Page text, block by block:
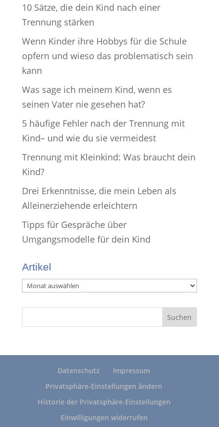
10 Sätze, die dein Kind nach einer
Trennung stärken
Wenn Kinder ihre Hobbys für die Schule
opfern und wieso das problematisch sein
kann
Was sage ich meinem Kind, wenn es
seinen Vater nie gesehen hat?
5 häufige Fehler nach der Trennung mit
Kind– und wie du sie vermeidest
Trennung mit Kleinkind: Was braucht dein
Kind?
Drei Erkenntnisse, die mein Leben als
Alleinerziehende erleichtern
Tipps für Gespräche über
Umgangsmodelle für dein Kind
Artikel
Artikel
Datenschutz
Impressum
Privatsphäre-Einstellungen ändern
Historie der Privatsphäre-Einstellungen
Einwilligungen widerrufen